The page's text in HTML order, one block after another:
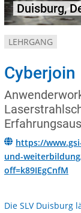
Duisburg,
LEHRGANG
Cyberjoin
https://
und-
off=k89IEgCnfM
Die SLV Duisburg